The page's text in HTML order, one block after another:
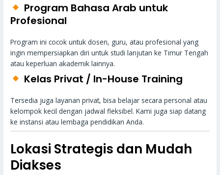
Program Bahasa Arab untuk
Profesional
Program ini cocok untuk dosen, guru, atau profesional yang
ingin mempersiapkan diri untuk studi lanjutan ke Timur Tengah
atau keperluan akademik lainnya.
Kelas Privat / In-House Training
Tersedia juga layanan privat, bisa belajar secara personal atau
kelompok kecil dengan jadwal fleksibel. Kami juga siap datang
ke instansi atau lembaga pendidikan Anda.
Lokasi Strategis dan Mudah
Diakses